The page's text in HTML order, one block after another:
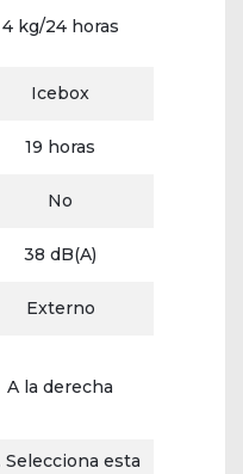
4 kg/24 horas
Icebox
19 horas
No
38 dB(A)
Externo
A la derecha
Selecciona esta